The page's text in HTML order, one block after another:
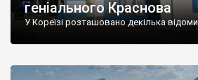
геніального Краснова
У Кореїзі розташовано декілька